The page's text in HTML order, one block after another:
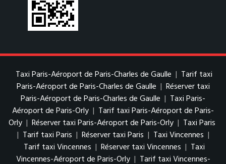
Taxi Paris-Aéroport de Paris-Charles de Gaulle | Tarif taxi
Paris-Aéroport de Paris-Charles de Gaulle | Réserver taxi
Paris-Aéroport de Paris-Charles de Gaulle | Taxi Paris-
Aéroport de Paris-Orly | Tarif taxi Paris-Aéroport de Paris-
Orly | Réserver taxi Paris-Aéroport de Paris-Orly | Taxi Paris
| Tarif taxi Paris | Réserver taxi Paris | Taxi Vincennes |
Tarif taxi Vincennes | Réserver taxi Vincennes | Taxi
Vincennes-Aéroport de Paris-Orly | Tarif taxi Vincennes-